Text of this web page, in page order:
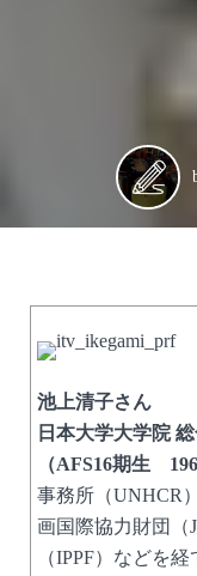
池上清子さん
日本大学大学院
（AFS16期生
事務所（UNHCR
画国際協力財団（
（IPPF）などを